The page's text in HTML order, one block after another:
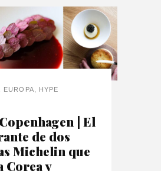
EUROPA
HYPE
| El
de dos
Michelin que
Corea y